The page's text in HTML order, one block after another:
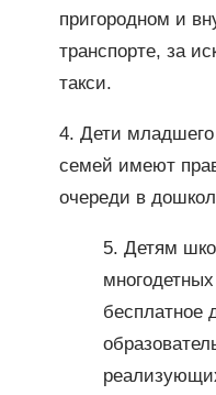
пригородном и
транспорте, за
такси.
4. Дети младшего
семей имеют
очереди в
5. Детям
бесплатное